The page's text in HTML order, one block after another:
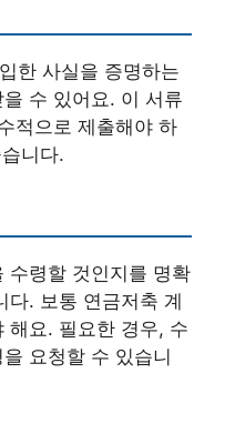
한 사실을 증명하는
수 있어요. 이 서류
적으로 제출해야 하
니다.
수령할 것인지를 명확
다. 보통 연금저축 계
해요. 필요한 경우, 수
요청할 수 있습니